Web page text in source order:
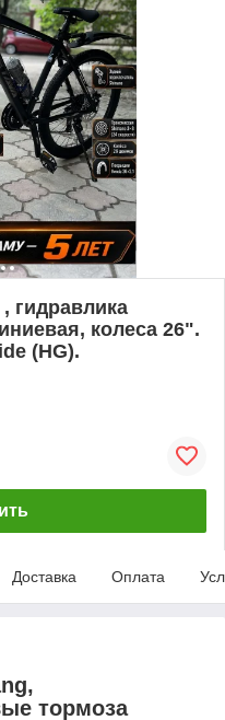
гидравлика
колеса 26".
(HG).
Доставка Оплата
тормоза